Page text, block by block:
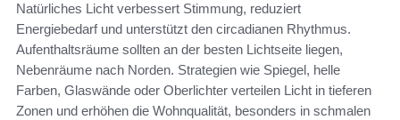
Natürliches Licht verbessert Stimmung, reduziert
Energiebedarf und unterstützt den circadianen Rhythmus.
Aufenthaltsräume sollten an der besten Lichtseite liegen,
Nebenräume nach Norden. Strategien wie Spiegel, helle
Farben, Glaswände oder Oberlichter verteilen Licht in tieferen
Zonen und erhöhen die Wohnqualität, besonders in schmalen